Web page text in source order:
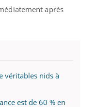
après
véritables nids à
est de 60 % en